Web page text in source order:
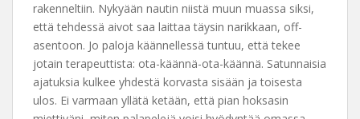
rakenneltiin. Nykyään nautin niistä muun muassa siksi,
että tehdessä aivot saa laittaa täysin narikkaan, off-
asentoon. Jo paloja käännellessä tuntuu, että tekee
jotain terapeuttista: ota-käännä-ota-käännä. Satunnaisia
ajatuksia kulkee yhdestä korvasta sisään ja toisesta
ulos. Ei varmaan yllätä ketään, että pian hoksasin